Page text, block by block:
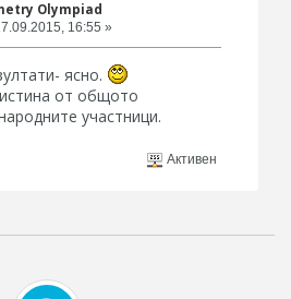
Olympiad
16:55 »
ясно.
от общото
участници.
Активен